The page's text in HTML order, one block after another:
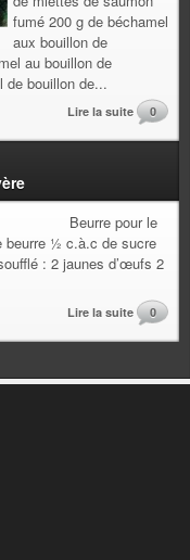
fumé 200 g de béchamel
aux bouillon de
au bouillon de
de bouillon de...
Lire la suite 0
Beurre pour le
beurre ½ c.à.c de sucre
: 2 jaunes d’œufs 2
Lire la suite 0